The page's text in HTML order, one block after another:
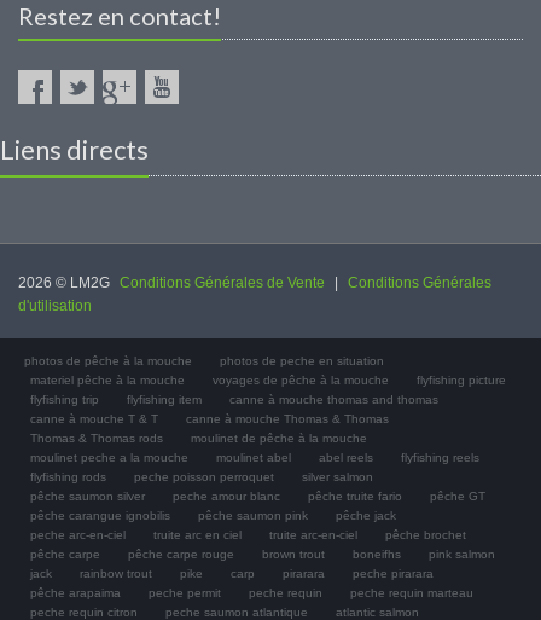
Restez en contact!
Liens directs
2026 © LM2G Conditions Générales de Vente
Conditions Générales
d'utilisation
photos de pêche à la mouche
photos de peche en situation
materiel pêche à la mouche
voyages de pêche à la mouche
flyfishing picture
flyfishing trip
flyfishing item
canne à mouche thomas and thomas
canne à mouche T & T
canne à mouche Thomas & Thomas
Thomas & Thomas rods
moulinet de pêche à la mouche
moulinet peche a la mouche
moulinet abel abel reels
flyfishing reels
flyfishing rods
peche poisson perroquet
silver salmon
pêche saumon silver
peche amour blanc pêche truite fario
pêche GT
pêche carangue ignobilis
pêche saumon pink
pêche jack
peche arc-en-ciel
truite arc en ciel truite arc-en-ciel
pêche brochet
pêche carpe
pêche carpe rouge brown trout boneifhs
pink salmon
jack
rainbow trout pike carp pirarara
peche pirarara
pêche arapaima
peche permit peche requin
peche requin marteau
peche requin citron
peche saumon atlantique
atlantic salmon